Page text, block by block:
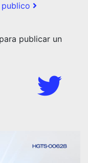
para publicar un